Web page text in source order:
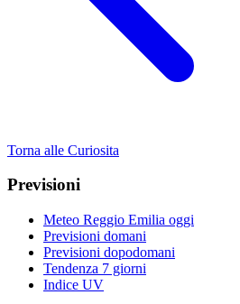
Torna alle Curiosita
Previsioni
Meteo Reggio Emilia oggi
Previsioni domani
Previsioni dopodomani
Tendenza 7 giorni
Indice UV